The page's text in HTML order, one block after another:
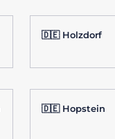
🇩🇪 Holzdorf
🇩🇪 Hopstein